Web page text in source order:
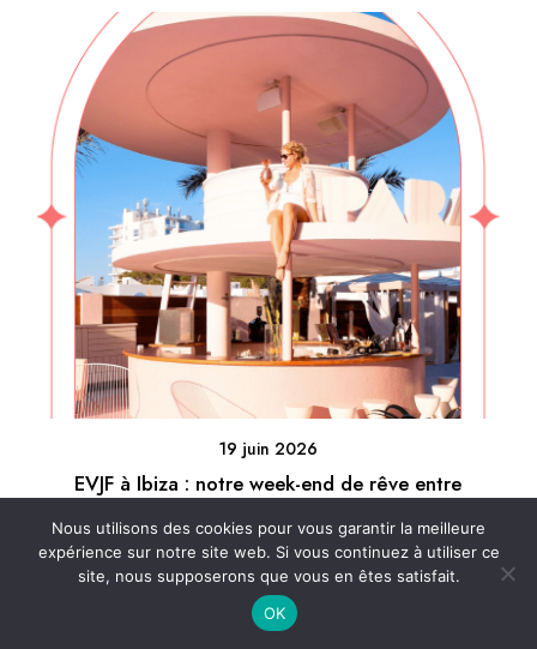
19 juin 2026
EVJF à Ibiza : notre week-end de rêve entre
Nous utilisons des cookies pour vous garantir la meilleure
expérience sur notre site web. Si vous continuez à utiliser ce
site, nous supposerons que vous en êtes satisfait.
OK